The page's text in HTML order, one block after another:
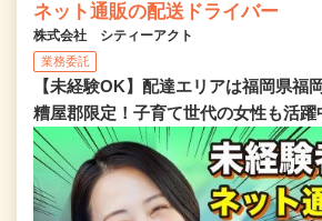
ネット通販の配送ドライバー
株式会社 シティーアクト
業務委託
【未経験OK】配達エリアは福岡県福
糟屋郡限定！子育て世代の女性も活躍